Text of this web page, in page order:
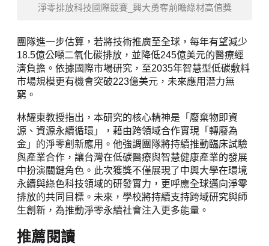
淨零排放科技國際競賽_興大勇奪前瞻綠材高值獎
團隊進一步估算，若將技術推廣至全球，每年有望減少
18.5億公噸二氧化碳排放，並降低245億美元的醫療經
濟負擔。依據國際市場研究，至2035年智慧型低碳敷料
市場規模更有機會突破223億美元，未來應用潛力無
窮。
林耀東教授指出，本研究的核心精神是「廢棄物即資
源、資源永續循環」，藉由跨領域合作實現「轉廢為
金」的淨零創新應用。他強調團隊將持續推動臨床試驗
與產業合作，讓台灣在低碳醫療與智慧健康產業的發展
中扮演關鍵角色。此次獲獎不僅展現了中興大學在環境
永續與綠色科技領域的研發實力，更呼應全球邁向淨零
排放的共同目標。未來，學校將持續支持跨域研究與師
生創新，為推動淨零永續社會注入更多能量。
推薦閱讀